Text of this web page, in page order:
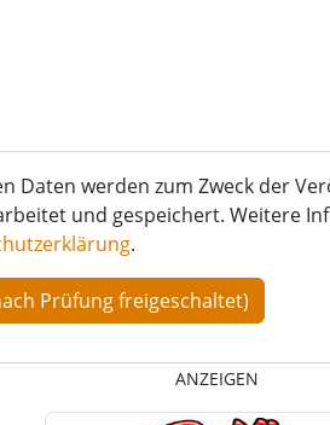
Daten werden zum Zweck der
und gespeichert. Weitere
.
ANZEIGEN